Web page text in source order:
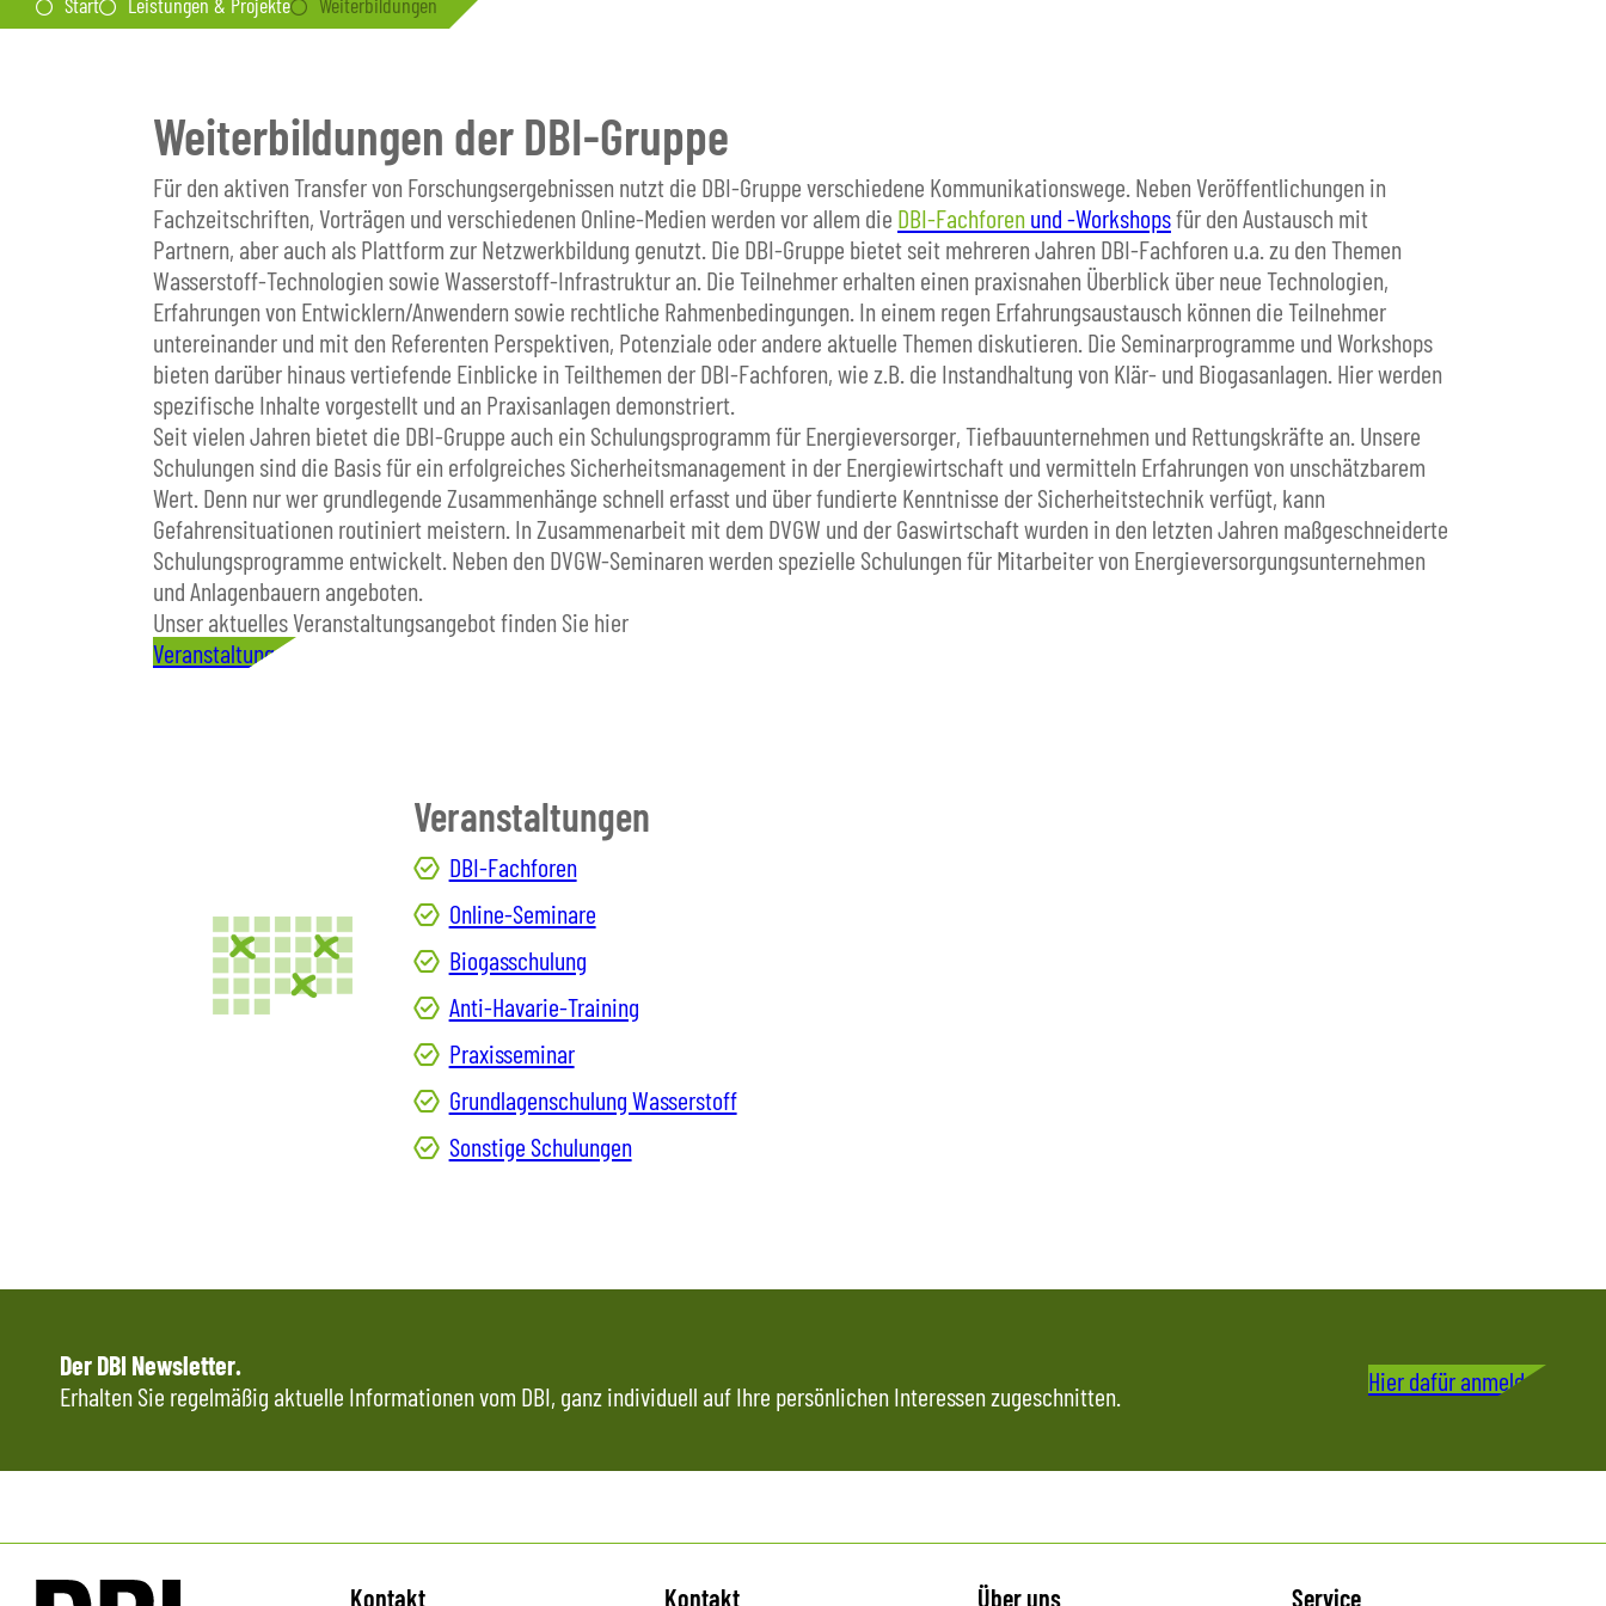
Weiterbildungen der DBI-Gruppe
Für den aktiven Transfer von Forschungsergebnissen nutzt die DBI-Gruppe verschiedene Kommunikationswege. Neben Veröffentlichungen in
Fachzeitschriften, Vorträgen und verschiedenen Online-Medien werden vor allem die DBI-Fachforenund -Workshopsfür den Austausch mit
Partnern, aber auch als Plattform zur Netzwerkbildung genutzt. Die DBI-Gruppe bietet seit mehreren Jahren DBI-Fachforen u.a. zu den Themen
Wasserstoff-Technologien sowie Wasserstoff-Infrastruktur an. Die Teilnehmer erhalten einen praxisnahen Überblick über neue Technologien,
Erfahrungen von Entwicklern/Anwendern sowie rechtliche Rahmenbedingungen. In einem regen Erfahrungsaustausch können die Teilnehmer
untereinander und mit den Referenten Perspektiven, Potenziale oder andere aktuelle Themen diskutieren. Die Seminarprogramme und Workshops
bieten darüber hinaus vertiefende Einblicke in Teilthemen der DBI-Fachforen, wie z.B. die Instandhaltung von Klär- und Biogasanlagen. Hier werden
spezifische Inhalte vorgestellt und an Praxisanlagen demonstriert.
Seit vielen Jahren bietet die DBI-Gruppe auch ein Schulungsprogramm für Energieversorger, Tiefbauunternehmen und Rettungskräfte an. Unsere
Schulungen sind die Basis für ein erfolgreiches Sicherheitsmanagement in der Energiewirtschaft und vermitteln Erfahrungen von unschätzbarem
Wert. Denn nur wer grundlegende Zusammenhänge schnell erfasst und über fundierte Kenntnisse der Sicherheitstechnik verfügt, kann
Gefahrensituationen routiniert meistern. In Zusammenarbeit mit dem DVGW und der Gaswirtschaft wurden in den letzten Jahren maßgeschneiderte
Schulungsprogramme entwickelt. Neben den DVGW-Seminaren werden spezielle Schulungen für Mitarbeiter von Energieversorgungsunternehmen
und Anlagenbauern angeboten.
Unser aktuelles Veranstaltungsangebot finden Sie hier
Veranstaltungen
Veranstaltungen
DBI-Fachforen
Online-Seminare
Biogasschulung
Anti-Havarie-Training
Praxisseminar
Grundlagenschulung Wasserstoff
Sonstige Schulungen
Der DBI Newsletter.
Erhalten Sie regelmäßig aktuelle Informationen vom DBI, ganz individuell auf Ihre persönlichen Interessen zugeschnitten.
Hier dafür anmelden
Kontakt Kontakt Über uns Service